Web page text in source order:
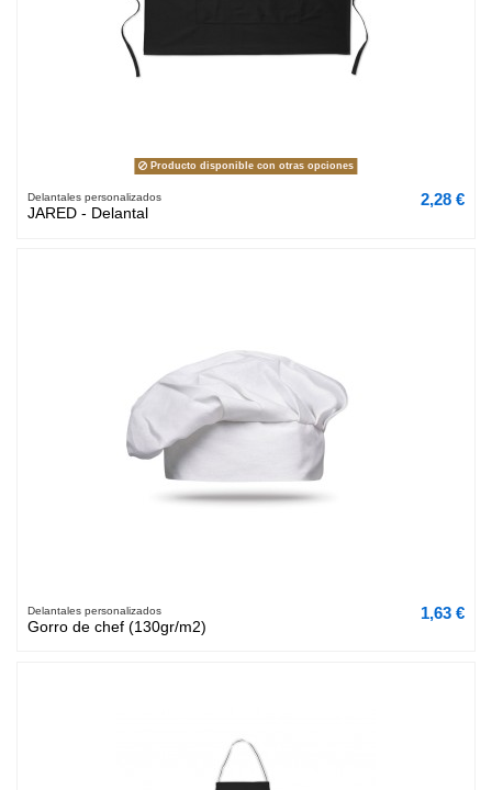
Producto disponible con otras opciones
Delantales personalizados
JARED - Delantal
2,28 €
Delantales personalizados
Gorro de chef (130gr/m2)
1,63 €